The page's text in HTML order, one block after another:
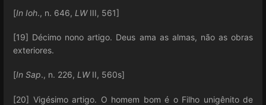
[In Ioh., n. 646, LWIII, 561]
[19] Décimo nono artigo. Deus ama as almas, não as obras
exteriores.
[In Sap., n. 226, LWII, 560s]
[20] Vigésimo artigo. O homem bom é o Filho unigênito de